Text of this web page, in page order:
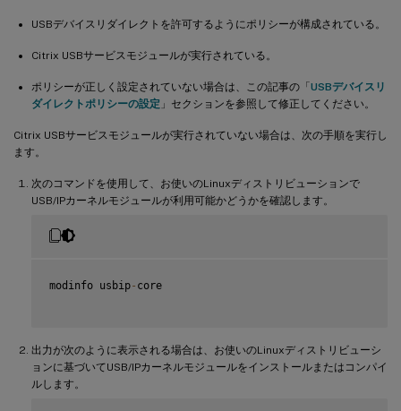
USBデバイスリダイレクトを許可するようにポリシーが構成されている。
Citrix USBサービスモジュールが実行されている。
ポリシーが正しく設定されていない場合は、この記事の「 USBデバイスリ
ダイレクトポリシーの設定 」セクションを参照して修正してください。
Citrix USBサービスモジュールが実行されていない場合は、次の手順を実行し
ます。
次のコマンドを使用して、お使いのLinuxディストリビューションで
USB/IPカーネルモジュールが利用可能かどうかを確認します。
modinfo usbip- core
出力が次のように表示される場合は、お使いのLinuxディストリビューシ
ョンに基づいてUSB/IPカーネルモジュールをインストールまたはコンパイ
ルします。